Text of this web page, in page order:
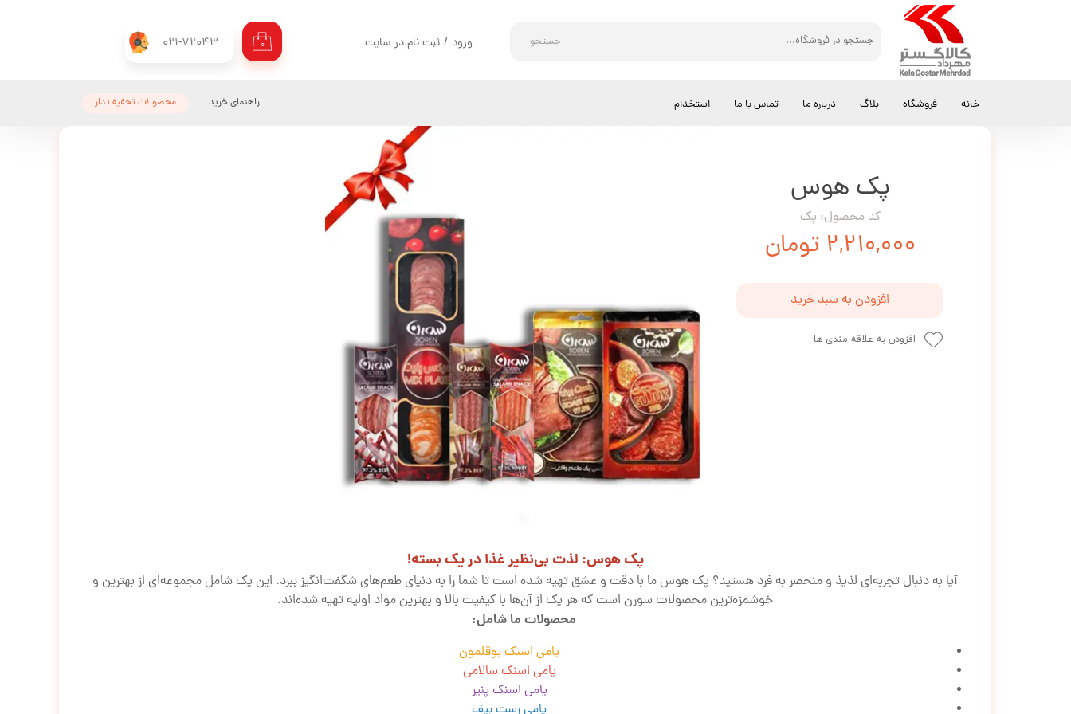
021-72043 جستجو ۰ ورود / ثبت نام در سایت
سفارشات
خروج از حساب کاربری
خانه فروشگاه بلاگ درباره ما تماس با ما استخدام محصولات تحفیف دار راهنمای خرید کالاگستر مهرداد پک محصولات تخفیفی پک هوس
پک هوس
کد محصول: پک
۲,۲۱۰,۰۰۰ تومان
افزودن به سبد خرید
افزودن به علاقه مندی ها
پک هوس: لذت بی‌نظیر غذا در یک بسته!
آیا به دنبال تجربه‌ای لذیذ و منحصر به فرد هستید؟ پک هوس ما با دقت و عشق تهیه شده است تا شما را به دنیای طعم‌های شگفت‌انگیز ببرد. این پک شامل مجموعه‌ای از بهترین و
خوشمزه‌ترین محصولات سورن است که هر یک از آن‌ها با کیفیت بالا و بهترین مواد اولیه تهیه شده‌اند.
محصولات ما شامل:
یامی اسنک بوقلمون
یامی اسنک سالامی
یامی اسنک پنیر